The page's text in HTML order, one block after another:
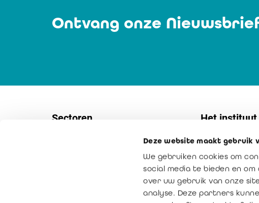
Deze website maakt gebruik
We gebruiken cookies om
social media te bieden en
over uw gebruik van onze
analyse. Deze partners
Ontvang onze
Sectoren Het instituut
Contact
Onze missie:
Toegevoegde